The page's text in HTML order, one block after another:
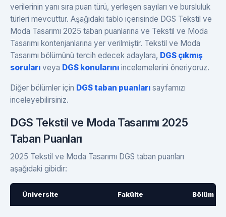
verilerinin yanı sıra puan türü, yerleşen sayıları ve bursluluk
türleri mevcuttur. Aşağıdaki tablo içerisinde DGS Tekstil ve
Moda Tasarımı 2025 taban puanlarına ve Tekstil ve Moda
Tasarımı kontenjanlarına yer verilmiştir. Tekstil ve Moda
Tasarımı bölümünü tercih edecek adaylara, DGS çıkmış
soruları veya DGS konularını incelemelerini öneriyoruz.
Diğer bölümler için DGS taban puanları sayfamızı
inceleyebilirsiniz.
DGS Tekstil ve Moda Tasarımı 2025
Taban Puanları
2025 Tekstil ve Moda Tasarımı DGS taban puanları
aşağıdaki gibidir:
Üniversite Fakülte Bölüm